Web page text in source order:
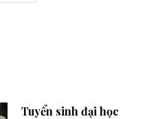
Tuyển sinh đại học